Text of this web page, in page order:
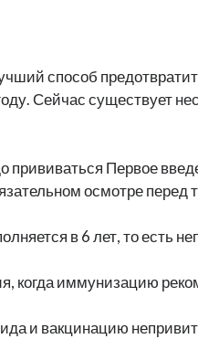
способ
Сейчас существует
прививаться Первое
осмотре перед
в 6 лет, то есть
когда иммунизацию
и вакцинацию